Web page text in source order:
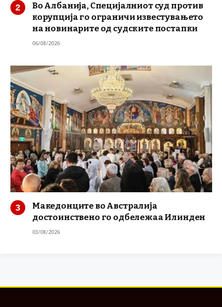
Во Албанија, Специјалниот суд против
корупција го ограничи известувањето
на новинарите од судските постапки
06/08/2026
Македонците во Австралија
достоинствено го одбележаа Илинден
03/08/2026